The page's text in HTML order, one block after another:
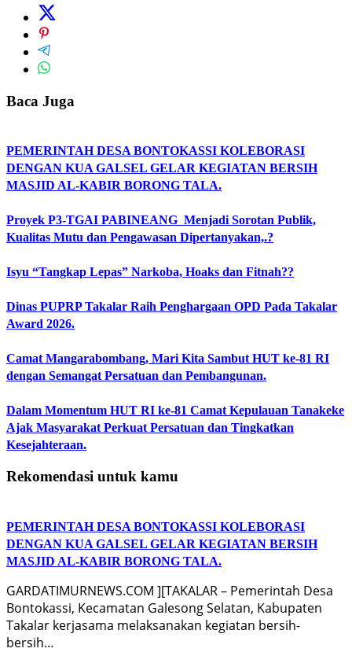
Baca Juga
PEMERINTAH DESA BONTOKASSI KOLEBORASI
DENGAN KUA GALSEL GELAR KEGIATAN BERSIH
MASJID AL-KABIR BORONG TALA.
Proyek P3-TGAI PABINEANG Menjadi Sorotan Publik,
Kualitas Mutu dan Pengawasan Dipertanyakan,.?
Isyu “Tangkap Lepas” Narkoba, Hoaks dan Fitnah??
Dinas PUPRP Takalar Raih Penghargaan OPD Pada Takalar
Award 2026.
Camat Mangarabombang, Mari Kita Sambut HUT ke-81 RI
dengan Semangat Persatuan dan Pembangunan.‍
Dalam Momentum HUT RI ke-81 Camat Kepulauan Tanakeke
Ajak Masyarakat Perkuat Persatuan dan Tingkatkan
Kesejahteraan.
Rekomendasi untuk kamu
PEMERINTAH DESA BONTOKASSI KOLEBORASI
DENGAN KUA GALSEL GELAR KEGIATAN BERSIH
MASJID AL-KABIR BORONG TALA.
GARDATIMURNEWS.COM ][TAKALAR – Pemerintah Desa
Bontokassi, Kecamatan Galesong Selatan, Kabupaten
Takalar kerjasama melaksanakan kegiatan bersih-
bersih…